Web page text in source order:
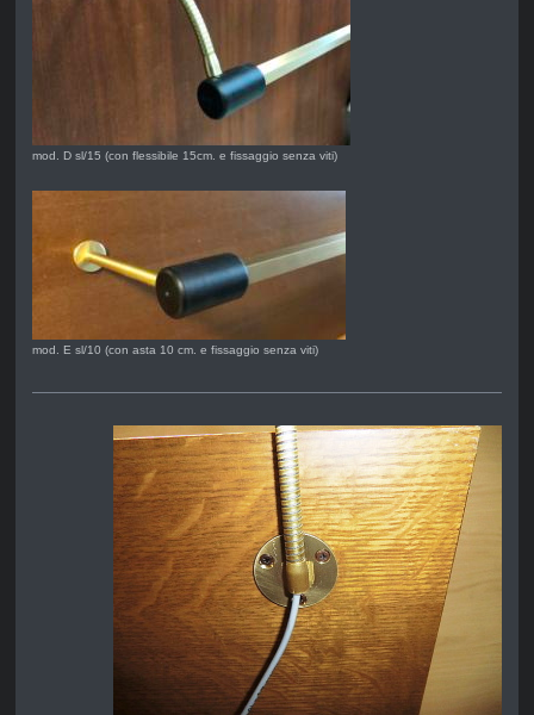
mod. D sl/15 (con flessibile 15cm. e fissaggio senza viti)
mod. E sl/10 (con asta 10 cm. e fissaggio senza viti)